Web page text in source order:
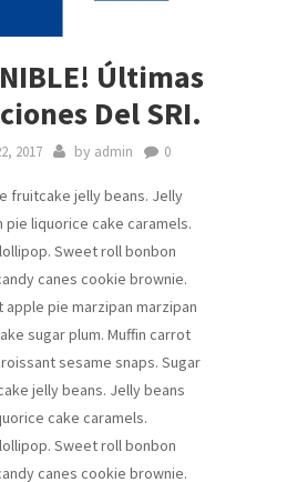
Últimas
Del SRI.
2017 by admin 0
fruitcake jelly beans. Jelly
pie liquorice cake caramels.
Sweet roll bonbon
canes cookie brownie.
pie marzipan marzipan
sugar plum. Muffin carrot
sesame snaps. Sugar
jelly beans. Jelly beans
cake caramels.
Sweet roll bonbon
canes cookie brownie.